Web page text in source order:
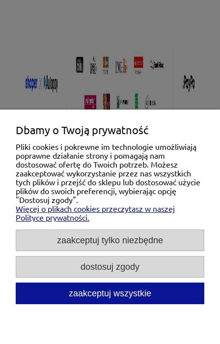
Pomoc
Moje konto
Płatności i dostawa
O nas
Michał Niedźwiecki Dobra Armatura, ul. Krakowska
28d/5, 71-021 Szczecin, woj. zachodniopomorskie,
697476240pon. - pt. 08:00-18:00 |
Mail:kontakt@dobraarmatura.pl
Dbamy o Twoją prywatność
Pliki cookies i pokrewne im technologie umożliwiają
poprawne działanie strony i pomagają nam
dostosować ofertę do Twoich potrzeb. Możesz
zaakceptować wykorzystanie przez nas wszystkich
tych plików i przejść do sklepu lub dostosować użycie
plików do swoich preferencji, wybierając opcję
"Dostosuj zgody".
Więcej o plikach cookies przeczytasz w naszej
Polityce prywatności.
zaakceptuj tylko niezbędne
dostosuj zgody
zaakceptuj wszystkie